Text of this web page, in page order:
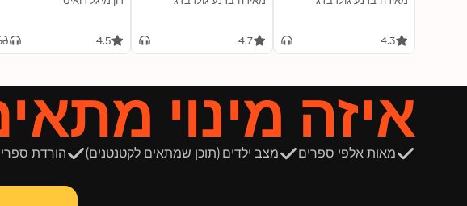
4.3
4.7
4.5
איזה מינוי
מאות אלפי ספרים מצב ילדים (תוכן שמתאים לקטנטנים) הורדת